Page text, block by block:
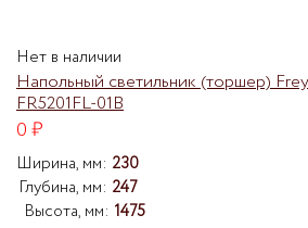
Нет в наличии
Напольный светильник (торшер)
FR5201FL-01B
0₽
Ширина, мм: 230
Глубина, мм: 247
Высота, мм: 1475